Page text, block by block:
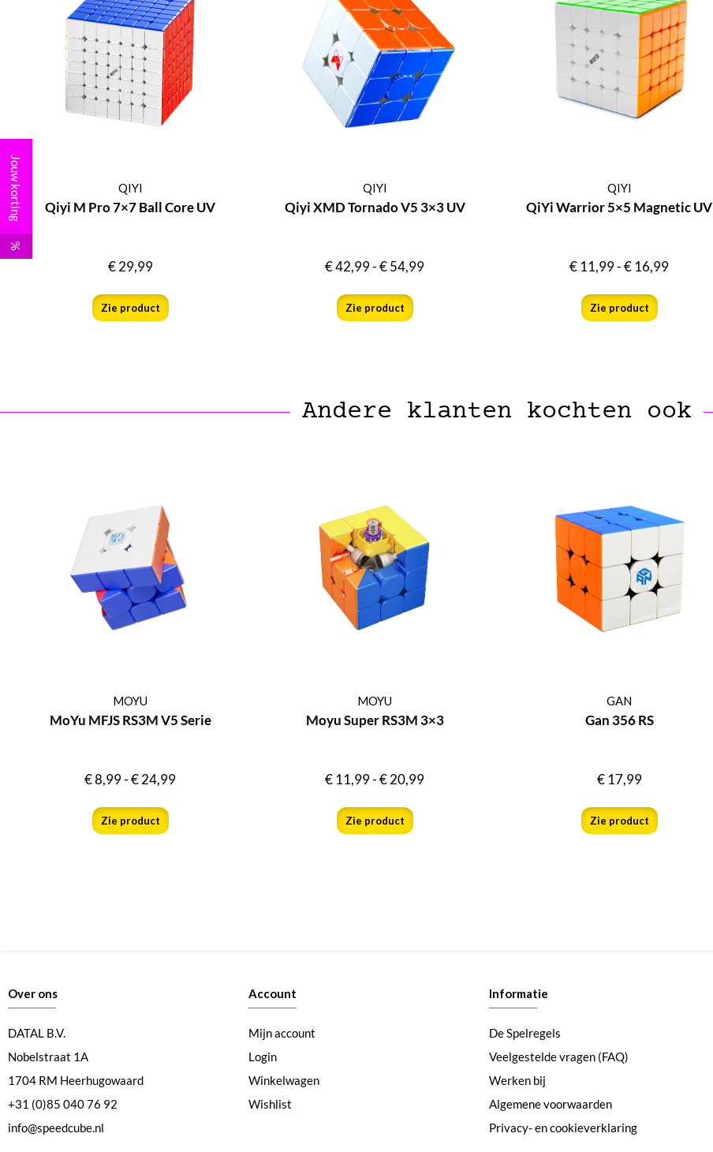
QIYI
Qiyi M Pro 7×7 Ball Core UV
€29,99
Zie product
QIYI
Qiyi XMD Tornado V5 3×3 UV
€42,99-€54,99
Zie product
QIYI
QiYi Warrior 5×5 Magnetic UV
€11,99-€16,99
Zie product
Andere klanten kochten ook
MOYU
MoYu MFJS RS3M V5 Serie
€8,99-€24,99
Zie product
MOYU
Moyu Super RS3M 3×3
€11,99-€20,99
Zie product
GAN
Gan 356 RS
€17,99
Zie product
Over ons
DATAL B.V.
Nobelstraat 1A
1704 RM Heerhugowaard
+31 (0)85 040 76 92
info@speedcube.nl
Account
Mijn account
Login
Winkelwagen
Wishlist
Informatie
De Spelregels
Veelgestelde vragen (FAQ)
Werken bij
Algemene voorwaarden
Privacy- en cookieverklaring
Jouw korting
%